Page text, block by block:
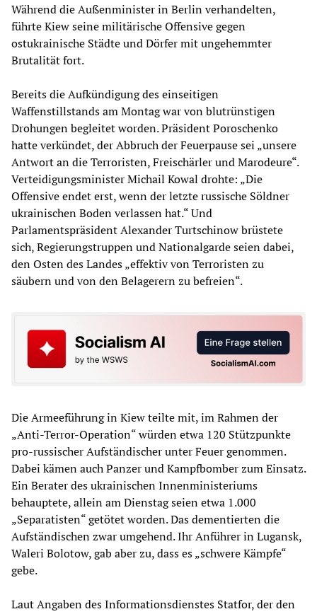
Während die Außenminister in Berlin verhandelten,
führte Kiew seine militärische Offensive gegen
ostukrainische Städte und Dörfer mit ungehemmter
Brutalität fort.
Bereits die Aufkündigung des einseitigen
Waffenstillstands am Montag war von blutrünstigen
Drohungen begleitet worden. Präsident Poroschenko
hatte verkündet, der Abbruch der Feuerpause sei „unsere
Antwort an die Terroristen, Freischärler und Marodeure“.
Verteidigungsminister Michail Kowal drohte: „Die
Offensive endet erst, wenn der letzte russische Söldner
ukrainischen Boden verlassen hat.“ Und
Parlamentspräsident Alexander Turtschinow brüstete
sich, Regierungstruppen und Nationalgarde seien dabei,
den Osten des Landes „effektiv von Terroristen zu
säubern und von den Belagerern zu befreien“.
Die Armeeführung in Kiew teilte mit, im Rahmen der
„Anti-Terror-Operation“ würden etwa 120 Stützpunkte
pro-russischer Aufständischer unter Feuer genommen.
Dabei kämen auch Panzer und Kampfbomber zum Einsatz.
Ein Berater des ukrainischen Innenministeriums
behauptete, allein am Dienstag seien etwa 1.000
„Separatisten“ getötet worden. Das dementierten die
Aufständischen zwar umgehend. Ihr Anführer in Lugansk,
Waleri Bolotow, gab aber zu, dass es „schwere Kämpfe“
gebe.
Laut Angaben des Informationsdienstes Statfor, der den